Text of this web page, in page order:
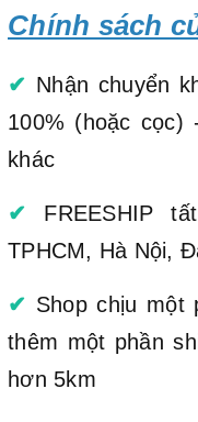
Chính sách
✔ Nhận chuyển
100% (hoặc cọc)
khác
✔ FREESHIP
TPHCM, Hà Nội,
✔ Shop chịu một
thêm một phần
hơn 5km